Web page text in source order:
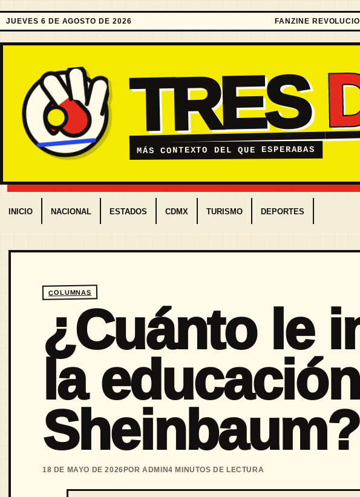
JUEVES 6 DE AGOSTO DE 2026 FANZINE
TRES
MÁS CONTEXTO DEL QUE ESPERABAS
INICIO NACIONAL ESTADOS CDMX TURISMO DEPORTES
COLUMNAS
¿Cuánto le
la
Sheinbaum?
18 DE MAYO DE 2026 POR ADMIN4 MINUTOS DE LECTURA